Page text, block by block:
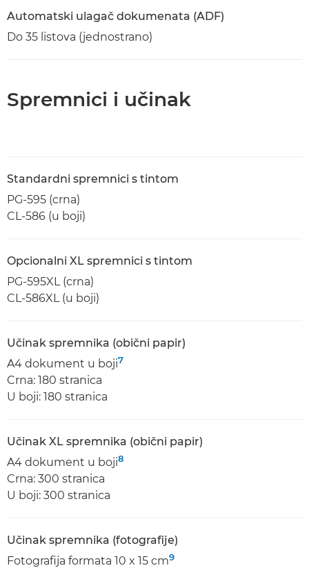
Automatski ulagač dokumenata (ADF)
Do 35 listova (jednostrano)
Spremnici i učinak
Standardni spremnici s tintom
PG-595 (crna)
CL-586 (u boji)
Opcionalni XL spremnici s tintom
PG-595XL (crna)
CL-586XL (u boji)
Učinak spremnika (obični papir)
A4 dokument u boji7
Crna: 180 stranica
U boji: 180 stranica
Učinak XL spremnika (obični papir)
A4 dokument u boji8
Crna: 300 stranica
U boji: 300 stranica
Učinak spremnika (fotografije)
Fotografija formata 10 x 15 cm9